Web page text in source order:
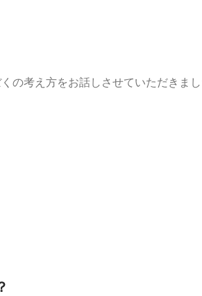
の考え方をお話しさせていただきま